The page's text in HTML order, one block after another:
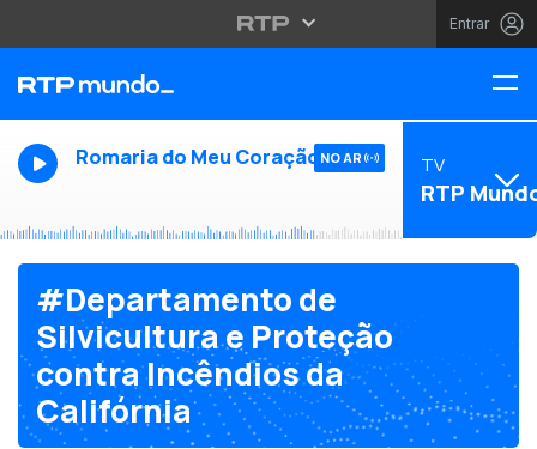
Entrar
Romaria do Meu Coração NO AR TV
RTP
#Departamento de
Silvicultura e Proteção
contra Incêndios da
Califórnia